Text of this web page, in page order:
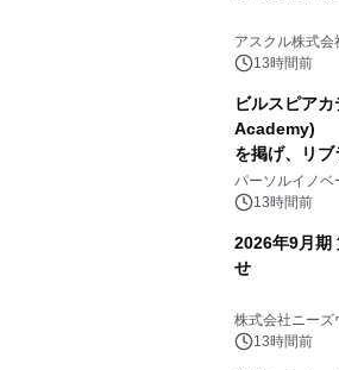
アスクル株式会
13時間前
ビルスピア
Academy)
を掲げ、リ
パーソルイノベ
13時間前
2026年9月期
せ
株式会社ニーズ
13時間前